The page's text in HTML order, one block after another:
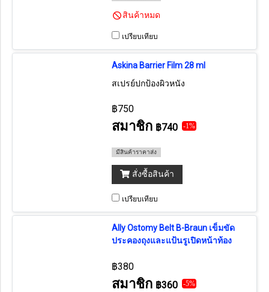
สินค้าหมด
เปรียบเทียบ
Askina Barrier Film 28 ml
สเปรย์ปกป้องผิวหนัง
฿750
สมาชิก ฿740 -1%
มีสินค้าราคาส่ง
สั่งซื้อสินค้า
เปรียบเทียบ
Ally Ostomy Belt B-Braun เข็มขัด
ประคองถุงและแป้นรูเปิดหน้าท้อง
฿380
สมาชิก ฿360 -5%